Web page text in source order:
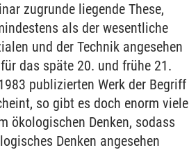
zugrunde liegende These,
als der wesentliche
und der Technik angesehen
das späte 20. und frühe 21.
publizierten Werk der Begriff
so gibt es doch enorm viele
ökologischen Denken, sodass
Denken angesehen